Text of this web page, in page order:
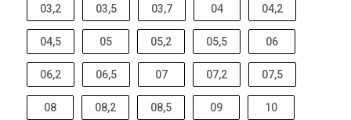
03,2 03,5 03,7 04 04,2
04,5 05 05,2 05,5 06
06,2 06,5 07 07,2 07,5
08 08,2 08,5 09 10